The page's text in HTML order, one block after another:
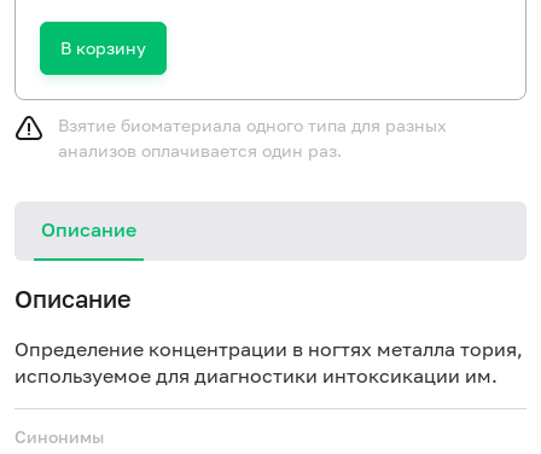
В корзину
Взятие биоматериала одного типа для разных
анализов оплачивается один раз.
Описание
Описание
Определение концентрации в ногтях металла тория,
используемое для диагностики интоксикации им.
Синонимы